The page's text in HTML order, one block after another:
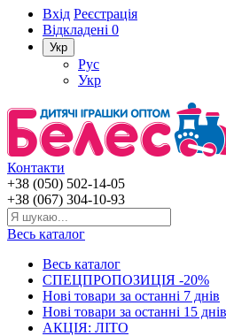
Вхід Реєстрація
Відкладені 0
Укр
Рус
Укр
Контакти
+38 (050) 502-14-05
+38 (067) 304-10-93
Весь каталог
Весь каталог
СПЕЦПРОПОЗИЦІЯ -20%
Нові товари за останнi 7 днiв
Нові товари за останнi 15 днiв
АКЦІЯ: ЛІТО